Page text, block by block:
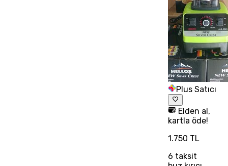
Plus Satıcı
Elden al,
kartla öde!
1.750 TL
6 taksit